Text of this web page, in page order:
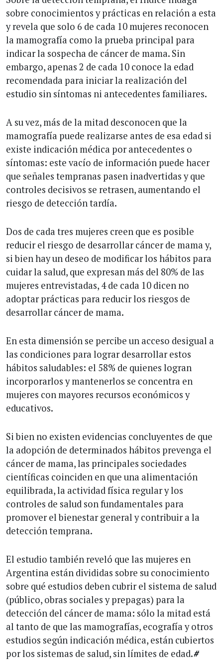
sobre conocimientos y prácticas en relación a esta
y revela que solo 6 de cada 10 mujeres reconocen
la mamografía como la prueba principal para
indicar la sospecha de cáncer de mama. Sin
embargo, apenas 2 de cada 10 conoce la edad
recomendada para iniciar la realización del
estudio sin síntomas ni antecedentes familiares.
A su vez, más de la mitad desconocen que la
mamografía puede realizarse antes de esa edad si
existe indicación médica por antecedentes o
síntomas: este vacío de información puede hacer
que señales tempranas pasen inadvertidas y que
controles decisivos se retrasen, aumentando el
riesgo de detección tardía.
Dos de cada tres mujeres creen que es posible
reducir el riesgo de desarrollar cáncer de mama y,
si bien hay un deseo de modificar los hábitos para
cuidar la salud, que expresan más del 80% de las
mujeres entrevistadas, 4 de cada 10 dicen no
adoptar prácticas para reducir los riesgos de
desarrollar cáncer de mama.
En esta dimensión se percibe un acceso desigual a
las condiciones para lograr desarrollar estos
hábitos saludables: el 58% de quienes logran
incorporarlos y mantenerlos se concentra en
mujeres con mayores recursos económicos y
educativos.
Si bien no existen evidencias concluyentes de que
la adopción de determinados hábitos prevenga el
cáncer de mama, las principales sociedades
científicas coinciden en que una alimentación
equilibrada, la actividad física regular y los
controles de salud son fundamentales para
promover el bienestar general y contribuir a la
detección temprana.
El estudio también reveló que las mujeres en
Argentina están divididas sobre su conocimiento
sobre qué estudios deben cubrir el sistema de salud
(público, obras sociales y prepagas) para la
detección del cáncer de mama: sólo la mitad está
al tanto de que las mamografías, ecografía y otros
estudios según indicación médica, están cubiertos
por los sistemas de salud, sin límites de edad.#